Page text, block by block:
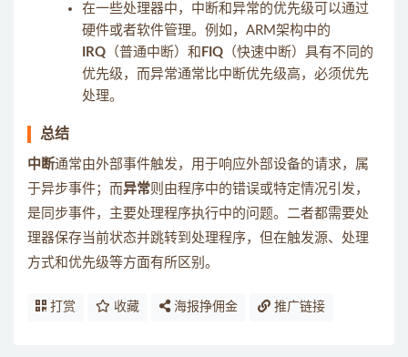
在一些处理器中，中断和异常的优先级可以通过
硬件或者软件管理。例如，ARM架构中的
IRQ （普通中断）和 FIQ （快速中断）具有不同的
优先级，而异常通常比中断优先级高，必须优先
处理。
总结
中断通常由外部事件触发，用于响应外部设备的请求，属
于异步事件；而异常则由程序中的错误或特定情况引发，
是同步事件，主要处理程序执行中的问题。二者都需要处
理器保存当前状态并跳转到处理程序，但在触发源、处理
方式和优先级等方面有所区别。
打赏 收藏 海报挣佣金 推广链接